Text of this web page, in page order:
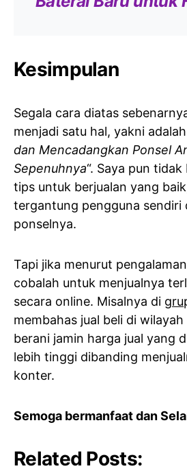
Kesimpulan
Segala cara diatas
menjadi satu hal, yakni adalah
dan Mencadangkan Ponsel
Sepenuhnya“. Saya pun
tips untuk berjualan yang
tergantung pengguna sendiri
ponselnya.
Tapi jika menurut
cobalah untuk menjualnya
secara online. Misalnya di
membahas jual beli di
berani jamin harga jual yang
lebih tinggi dibanding
konter.
Semoga bermanfaat dan
Related Posts: